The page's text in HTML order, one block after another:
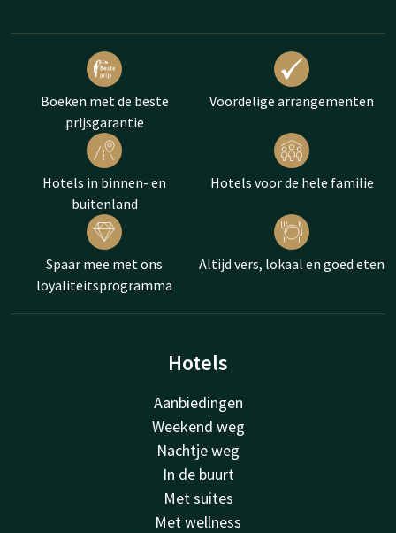
Boeken met de beste
prijsgarantie
Voordelige arrangementen
Hotels in binnen- en
buitenland
Hotels voor de hele familie
Spaar mee met ons
loyaliteitsprogramma
Altijd vers, lokaal en goed eten
Hotels
Aanbiedingen
Weekend weg
Nachtje weg
In de buurt
Met suites
Met wellness